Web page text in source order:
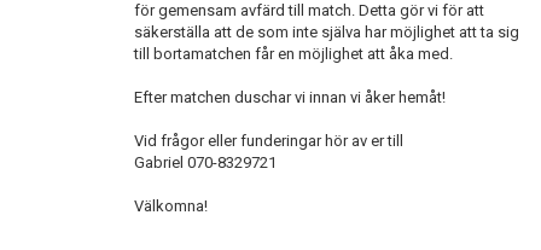
för gemensam avfärd till match. Detta gör vi för att
säkerställa att de som inte själva har möjlighet att ta sig
till bortamatchen får en möjlighet att åka med.
Efter matchen duschar vi innan vi åker hemåt!
Vid frågor eller funderingar hör av er till
Gabriel 070-8329721
Välkomna!